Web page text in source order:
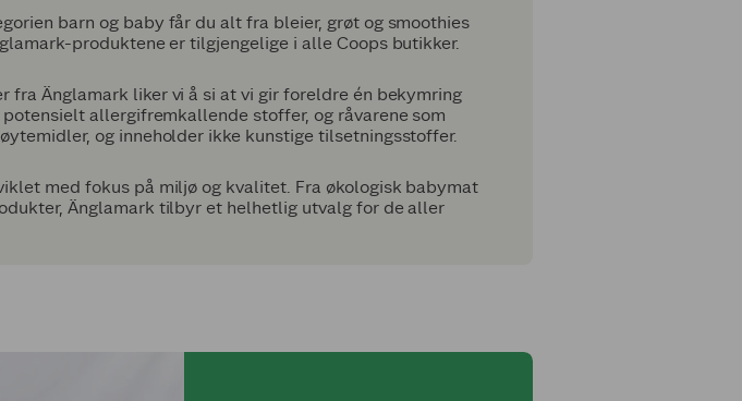
barn og baby får du alt fra bleier, grøt og smoothies
produktene er tilgjengelige i alle Coops butikker.
Änglamark liker vi å si at vi gir foreldre én bekymring
allergifremkallende stoffer, og råvarene som
og inneholder ikke kunstige tilsetningsstoffer.
med fokus på miljø og kvalitet. Fra økologisk babymat
Änglamark tilbyr et helhetlig utvalg for de aller